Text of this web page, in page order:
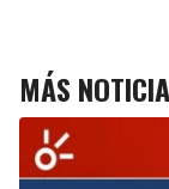
MÁS